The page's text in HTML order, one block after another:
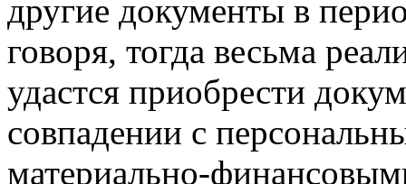
другие документы в
говоря, тогда весьма
удастся приобрести
совпадении с
материально-